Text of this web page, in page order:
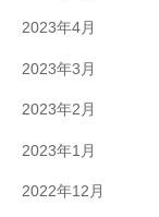
2023年4月
2023年3月
2023年2月
2023年1月
2022年12月